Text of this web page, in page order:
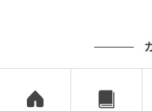
が家計を圧迫するケ
特に、次のような豪
ほど、維持コストは上